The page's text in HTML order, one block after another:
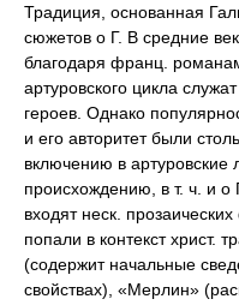
Традиция, основанная
сюжетов о Г. В средние
благодаря франц.
артуровского цикла
героев. Однако
и его авторитет были
включению в
происхождению, в т. ч. и о
входят неск.
попали в контекст христ.
(содержит начальные
свойствах), «Мерлин»